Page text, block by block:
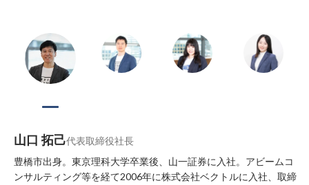
山口 拓己代表取締役社長
豊橋市出⾝。東京理科⼤学卒業後、⼭⼀証券に⼊社。アビームコ
ンサルティング等を経て2006年に株式会社ベクトルに⼊社、取締